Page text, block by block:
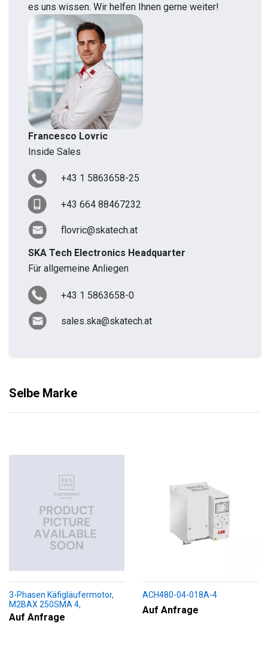
es uns wissen. Wir helfen Ihnen gerne weiter!
Francesco Lovric
Inside Sales
+43 1 5863658-25
+43 664 88467232
flovric@skatech.at
SKA Tech Electronics Headquarter
Für allgemeine Anliegen
+43 1 5863658-0
sales.ska@skatech.at
Selbe Marke
3-Phasen Käfigläufermotor,
M2BAX 250SMA 4,
+188+230+451+009
Auf Anfrage
ACH480-04-018A-4
Auf Anfrage